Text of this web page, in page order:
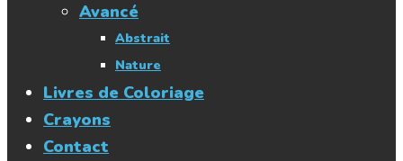
Avancé
Abstrait
Nature
Livres de Coloriage
Crayons
Contact